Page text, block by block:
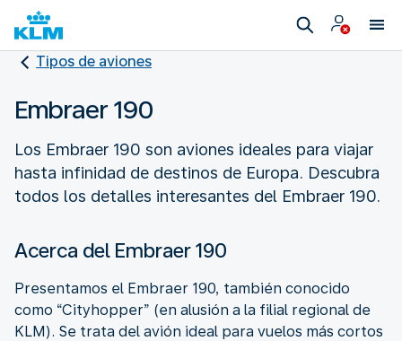
Tipos de aviones
Embraer 190
Los Embraer 190 son aviones ideales para viajar
hasta infinidad de destinos de Europa. Descubra
todos los detalles interesantes del Embraer 190.
Acerca del Embraer 190
Presentamos el Embraer 190, también conocido
como “Cityhopper” (en alusión a la filial regional de
KLM). Se trata del avión ideal para vuelos más cortos